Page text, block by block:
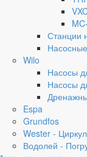
Станции
Wilo
Насосы
Насосы
Espa
Grundfos
Wester -
Водолей -